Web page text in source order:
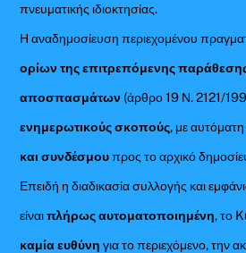
πνευματικής ιδιοκτησίας.
Η αναδημοσίευση περιεχομένου
ορίων της επιτρεπόμενης
αποσπασμάτων (άρθρο 19 Ν. 2121/
ενημερωτικούς σκοπούς, με
και συνδέσμουπρος το αρχικό
Επειδή η διαδικασία συλλογής και
είναιπλήρως αυτοματοποιημένη, το
καμία ευθύνη για το περιεχόμενο, την